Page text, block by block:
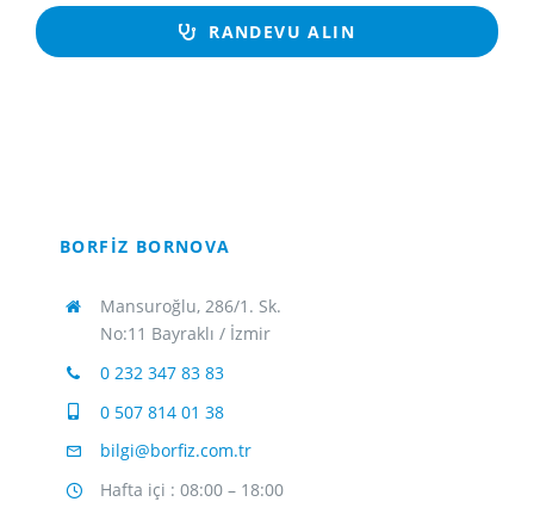
RANDEVU ALIN
BORFİZ BORNOVA
Mansuroğlu, 286/1. Sk.
No:11 Bayraklı / İzmir
0 232 347 83 83
0 507 814 01 38
bilgi@borfiz.com.tr
Hafta içi : 08:00 – 18:00